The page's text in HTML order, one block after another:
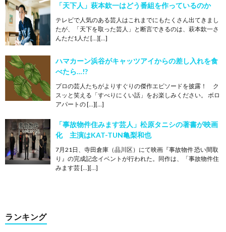
「天下人」萩本欽一はどう番組を作っているのか
テレビで人気のある芸人はこれまでにもたくさん出てきまし
たが、「天下を取った芸人」と断言できるのは、萩本欽一さ
んただ1人だ […][…]
ハマカーン浜谷がキャッツアイからの差し入れを食
べたら…!?
プロの芸人たちがよりすぐりの傑作エピソードを披露！ ク
スッと笑える「すべりにくい話」をお楽しみください。 ボロ
アパートの […][…]
「事故物件住みます芸人」松原タニシの著書が映画
化 主演はKAT-TUN亀梨和也
7月21日、寺田倉庫（品川区）にて映画『事故物件 恐い間取
り』の完成記念イベントが行われた。同作は、「事故物件住
みます芸 […][…]
ランキング